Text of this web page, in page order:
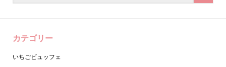
カテゴリー
いちごビュッフェ